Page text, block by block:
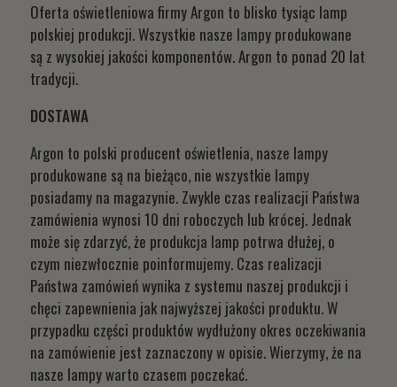
Oferta oświetleniowa firmy Argon to blisko tysiąc lamp
polskiej produkcji. Wszystkie nasze lampy produkowane
są z wysokiej jakości komponentów. Argon to ponad 20 lat
tradycji.
DOSTAWA
Argon to polski producent oświetlenia, nasze lampy
produkowane są na bieżąco, nie wszystkie lampy
posiadamy na magazynie. Zwykle czas realizacji Państwa
zamówienia wynosi 10 dni roboczych lub krócej. Jednak
może się zdarzyć, że produkcja lamp potrwa dłużej, o
czym niezwłocznie poinformujemy. Czas realizacji
Państwa zamówień wynika z systemu naszej produkcji i
chęci zapewnienia jak najwyższej jakości produktu. W
przypadku części produktów wydłużony okres oczekiwania
na zamówienie jest zaznaczony w opisie. Wierzymy, że na
nasze lampy warto czasem poczekać.